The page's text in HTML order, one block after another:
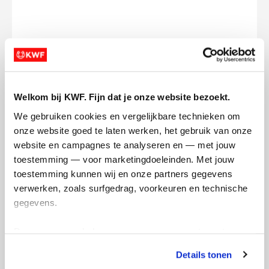
Welkom bij KWF. Fijn dat je onze website bezoekt.
We gebruiken cookies en vergelijkbare technieken om
onze website goed te laten werken, het gebruik van onze
website en campagnes te analyseren en — met jouw
toestemming — voor marketingdoeleinden. Met jouw
toestemming kunnen wij en onze partners gegevens
verwerken, zoals surfgedrag, voorkeuren en technische
gegevens.
tonen. Je kunt je toestemming op elk moment wijzigen of
Details tonen
Opgehaald
€0
Streefbedrag
€150
Doneer
Charlotte's badges